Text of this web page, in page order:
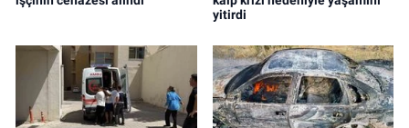
yitirdi